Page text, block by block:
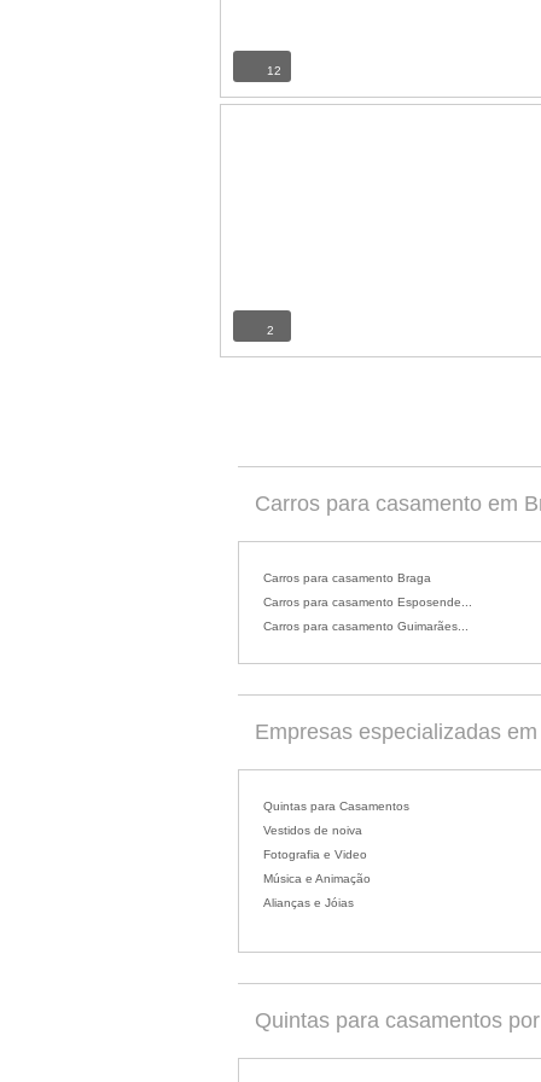
12
2
Carros para casamento em
Carros para casamento Braga
Carros para casamento Esposende...
Carros para casamento Guimarães...
Empresas especializadas
Quintas para Casamentos
Vestidos de noiva
Fotografia e Video
Música e Animação
Alianças e Jóias
Quintas para casamentos